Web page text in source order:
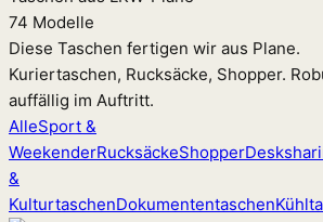
74 Modelle
Diese Taschen fertigen wir aus Plane.
Kuriertaschen, Rucksäcke, Shopper.
auffällig im Auftritt.
AlleSport &
WeekenderRucksäckeShopper
&
KulturtaschenDokumententaschen